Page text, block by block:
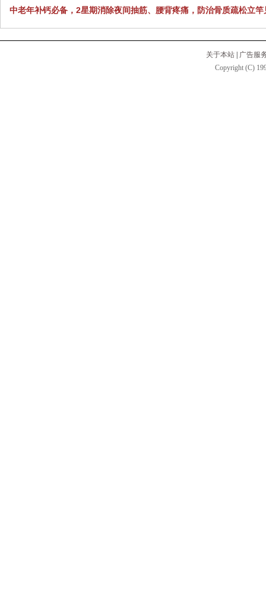
中老年补钙必备，2星期消除夜间抽筋、腰背疼痛，防治骨质疏松立竿
关于本站
广告服
Copyright (C)